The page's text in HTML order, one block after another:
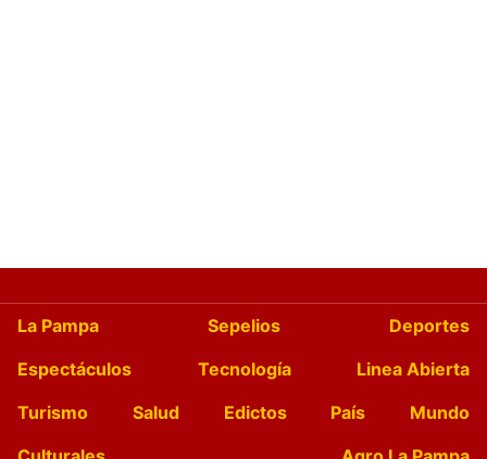
La Pampa Sepelios
Deportes
Espectáculos
Tecnología
Linea Abierta
Turismo
Salud Edictos País
Mundo